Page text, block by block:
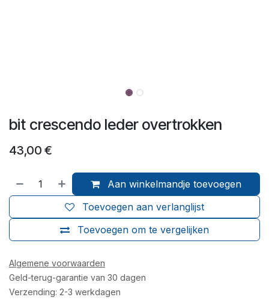
bit crescendo leder overtrokken
43,00 €
Aan winkelmandje toevoegen
Toevoegen om te vergelijken
Toevoegen aan verlanglijst
Algemene voorwaarden
Geld-terug-garantie van 30 dagen
Verzending: 2-3 werkdagen